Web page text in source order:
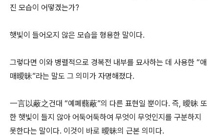
진 모습이 어떻겠는가?
햇빛이 들어오지 않은 모습을 형용한 말이다.
그렇다면 이와 병렬적으로 경복전 내부를 묘사하는 데 사용한 “애
매曖昧”라는 말도 그 의미가 자명해졌다.
一言以蔽之건대 “예폐蘙蔽”의 다른 표현일 뿐이다. 즉, 曖昧 또
한 햇빛이 들지 않아 어둑어둑하여 무엇이 무엇인지를 구분하지
못한다는 말이다. 이것이 바로 曖昧의 근본 의미다.